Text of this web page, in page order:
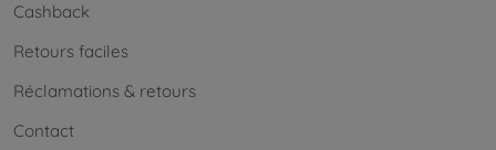
Cashback
Retours faciles
Réclamations & retours
Contact